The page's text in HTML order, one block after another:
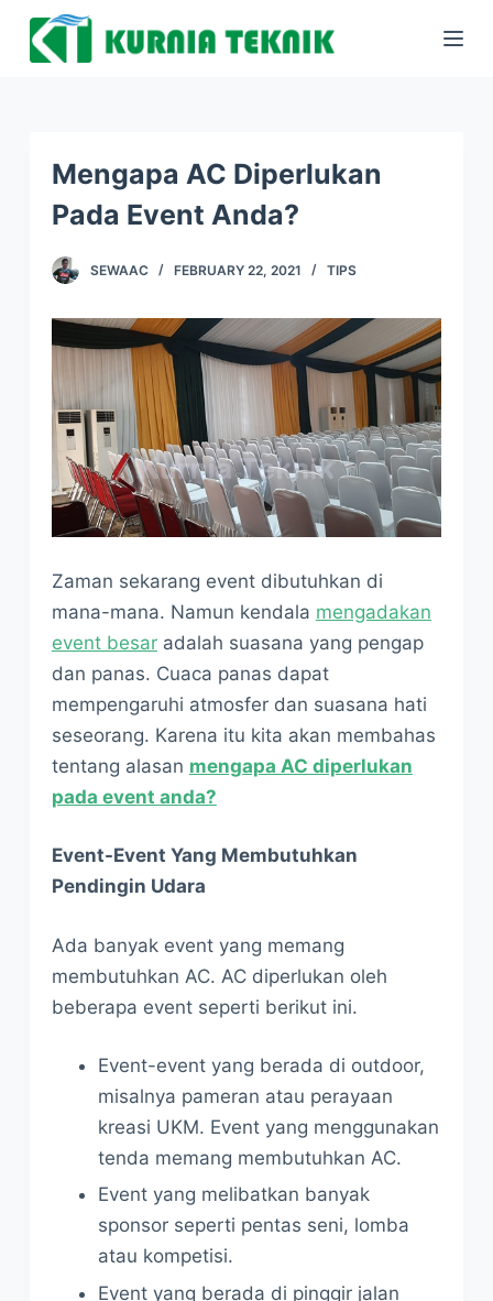
S
k
Mengapa AC Diperlukan
Pada Event Anda?
SEWAAC FEBRUARY 22, 2021 TIPS
Zaman sekarang event dibutuhkan di
mana-mana. Namun kendala mengadakan
event besaradalah suasana yang pengap
dan panas. Cuaca panas dapat
mempengaruhi atmosfer dan suasana hati
seseorang. Karena itu kita akan membahas
tentang alasan mengapa AC diperlukan
pada event anda?
Event-Event Yang Membutuhkan
Pendingin Udara
Ada banyak event yang memang
membutuhkan AC. AC diperlukan oleh
beberapa event seperti berikut ini.
Event-event yang berada di outdoor,
misalnya pameran atau perayaan
kreasi UKM. Event yang menggunakan
tenda memang membutuhkan AC.
Event yang melibatkan banyak
sponsor seperti pentas seni, lomba
atau kompetisi.
Event yang berada di pinggir jalan